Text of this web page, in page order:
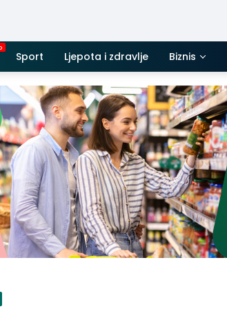
Sport Ljepota i zdravlje Biznis